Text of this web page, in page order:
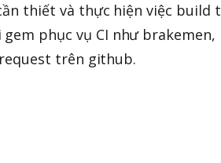
thiết và thực hiện việc build
phục vụ CI như brakemen,
trên github.